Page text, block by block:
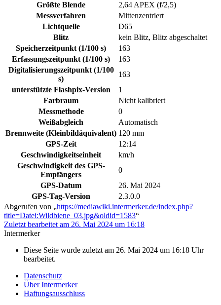
Größte Blende
2,64 APEX (f/2,5)
Messverfahren
Mittenzentriert
Lichtquelle
D65
Blitz
kein Blitz, Blitz abgeschaltet
Speicherzeitpunkt (1/100 s)
163
Erfassungszeitpunkt (1/100 s)
163
Digitalisierungszeitpunkt (1/100
s)
163
unterstützte Flashpix-Version
1
Farbraum
Nicht kalibriert
Messmethode
0
Weißabgleich
Automatisch
Brennweite (Kleinbildäquivalent) 120 mm
GPS-Zeit
12:14
Geschwindigkeitseinheit
km/h
Geschwindigkeit des GPS-
Empfängers
0
GPS-Datum
26. Mai 2024
GPS-Tag-Version
2.3.0.0
Abgerufen von „https://mediawiki.intermerker.de/index.php?
title=Datei:Wildbiene_03.jpg&oldid=1583“
Zuletzt bearbeitet am 26. Mai 2024 um 16:18
Intermerker
Diese Seite wurde zuletzt am 26. Mai 2024 um 16:18 Uhr
bearbeitet.
Datenschutz
Über Intermerker
Haftungsausschluss